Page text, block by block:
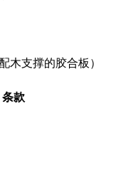
木支撑的胶合板）
款